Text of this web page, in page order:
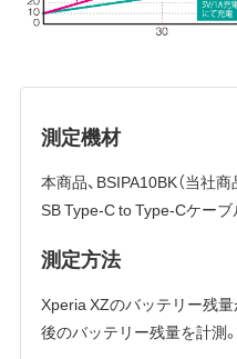
測定機材
本商品、BSIPA10BK（当社
SB Type-C to Type-Cケーブ
測定方法
Xperia XZのバッテリー残
後のバッテリー残量を計測